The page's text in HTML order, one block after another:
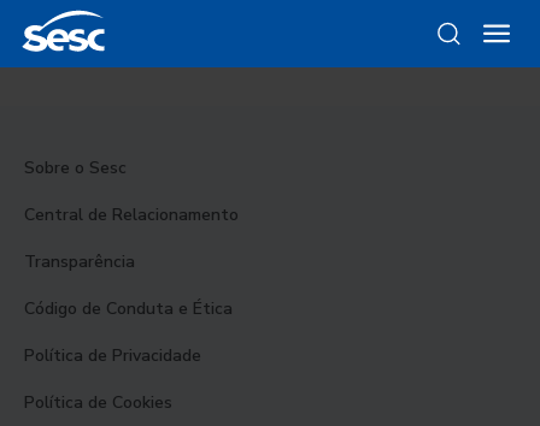
Sobre o Sesc
Central de Relacionamento
Transparência
Código de Conduta e Ética
Política de Privacidade
Política de Cookies